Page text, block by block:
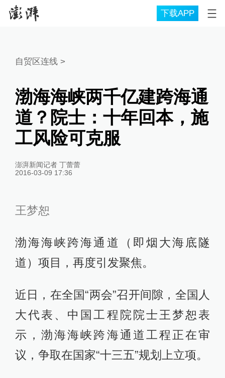
下载APP
自贸区连线>
渤海海峡两千亿建跨海通
道？院士：十年回本，施
工风险可克服
澎湃新闻记者 丁蕾蕾
2016-03-09 17:36
王梦恕
渤海海峡跨海通道（即烟大海底隧
道）项目，再度引发聚焦。
近日，在全国“两会”召开间隙，全国人
大代表、中国工程院院士王梦恕表
示，渤海海峡跨海通道工程正在审
议，争取在国家“十三五”规划上立项。